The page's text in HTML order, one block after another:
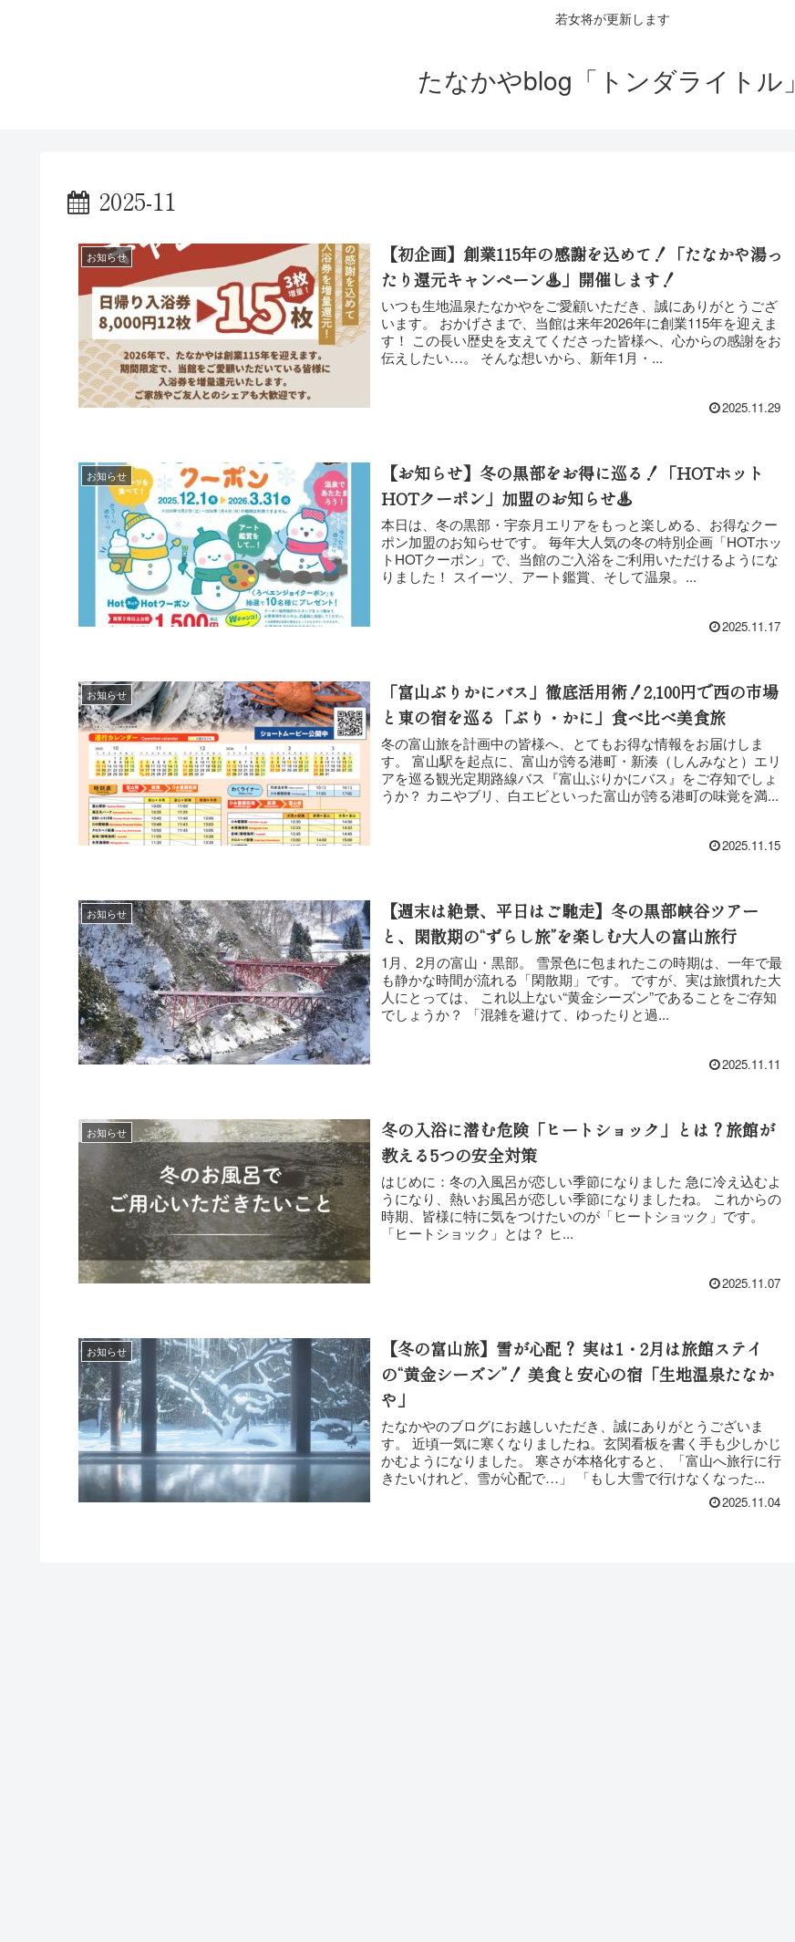
若女将が更新します
たなかやblog「トンダライトル」
2025-11
お知らせ
【初企画】創業115年の感謝を込めて！「たなかや湯っ
たり還元キャンペーン♨️」開催します！
いつも生地温泉たなかやをご愛顧いただき、誠にありがとうござ
います。 おかげさまで、当館は来年2026年に創業115年を迎えま
す！ この長い歴史を支えてくださった皆様へ、心からの感謝をお
伝えしたい…。 そんな想いから、新年1月・...
2025.11.29
お知らせ
【お知らせ】冬の黒部をお得に巡る！「HOTホット
HOTクーポン」加盟のお知らせ♨️
本日は、冬の黒部・宇奈月エリアをもっと楽しめる、お得なクー
ポン加盟のお知らせです。 毎年大人気の冬の特別企画「HOTホッ
トHOTクーポン」で、当館のご入浴をご利用いただけるようにな
りました！ スイーツ、アート鑑賞、そして温泉。...
2025.11.17
お知らせ
「富山ぶりかにバス」徹底活用術！2,100円で西の市場
と東の宿を巡る「ぶり・かに」食べ比べ美食旅
冬の富山旅を計画中の皆様へ、とてもお得な情報をお届けしま
す。 富山駅を起点に、富山が誇る港町・新湊（しんみなと）エリ
アを巡る観光定期路線バス『富山ぶりかにバス』をご存知でしょ
うか？ カニやブリ、白エビといった富山が誇る港町の味覚を満...
2025.11.15
お知らせ
【週末は絶景、平日はご馳走】冬の黒部峡谷ツアー
と、閑散期の“ずらし旅”を楽しむ大人の富山旅行
1月、2月の富山・黒部。 雪景色に包まれたこの時期は、一年で最
も静かな時間が流れる「閑散期」です。 ですが、実は旅慣れた大
人にとっては、 これ以上ない“黄金シーズン”であることをご存知
でしょうか？ 「混雑を避けて、ゆったりと過...
2025.11.11
お知らせ
冬の入浴に潜む危険「ヒートショック」とは？旅館が
教える5つの安全対策
はじめに：冬の入風呂が恋しい季節になりました 急に冷え込むよ
うになり、熱いお風呂が恋しい季節になりましたね。 これからの
時期、皆様に特に気をつけたいのが「ヒートショック」です。
「ヒートショック」とは？ ヒ...
2025.11.07
お知らせ
【冬の富山旅】雪が心配？ 実は1・2月は旅館ステイ
の“黄金シーズン”！ 美食と安心の宿「生地温泉たなか
や」
たなかやのブログにお越しいただき、誠にありがとうございま
す。 近頃一気に寒くなりましたね。玄関看板を書く手も少しかじ
かむようになりました。 寒さが本格化すると、「富山へ旅行に行
きたいけれど、雪が心配で…」 「もし大雪で行けなくなった...
2025.11.04